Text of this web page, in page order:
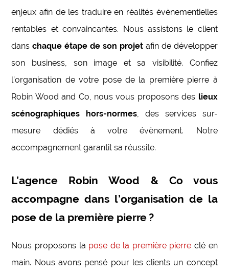
enjeux afin de les traduire en réalités évènementielles
rentables et convaincantes. Nous assistons le client
danschaque étape de son projetafin de développer
son business, son image et sa visibilité. Confiez
l’organisation de votre pose de la première pierre à
Robin Wood and Co, nous vous proposons des lieux
scénographiques hors-normes, des services sur-
mesure dédiés à votre évènement. Notre
accompagnement garantit sa réussite.
L’agence Robin Wood & Co vous
accompagne dans l’organisation de la
pose de la première pierre ?
Nous proposons la pose de la première pierre clé en
main. Nous avons pensé pour les clients un concept